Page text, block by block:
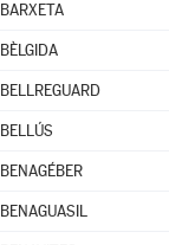
BARXETA
BÈLGIDA
BELLREGUARD
BELLÚS
BENAGÉBER
BENAGUASIL